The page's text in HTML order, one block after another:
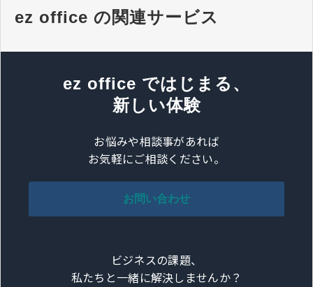
ez office の関連サービス
ez office ではじまる、
新しい体験
お悩みや相談事があれば
お気軽にご相談ください。
お問い合わせ
ビジネスの課題、
私たちと一緒に解決しませんか？